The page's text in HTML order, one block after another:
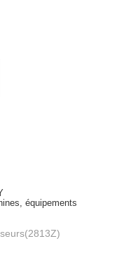
équipements